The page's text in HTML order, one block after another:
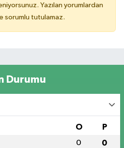
Yazılan yorumlardan
sorumlu tutulamaz.
Durumu
O P
0 0